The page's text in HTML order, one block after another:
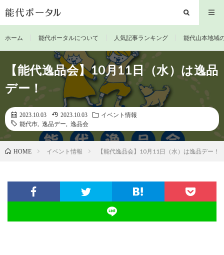
ホーム 能代ポータルについて 人気記事ランキング 能代山本地域
【能代逸品会】10月11日（水）は逸品
デー！
2023.10.03 2023.10.03
イベント情報
能代市
逸品デー 逸品会
HOME イベント情報 【能代逸品会】10月11日（水）は逸品デー！